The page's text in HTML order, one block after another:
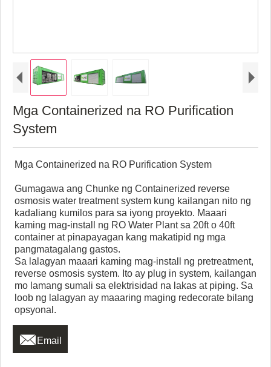
Mga Containerized na RO Purification
System
Mga Containerized na RO Purification System
Gumagawa ang Chunke ng Containerized reverse
osmosis water treatment system kung kailangan nito ng
kadaliang kumilos para sa iyong proyekto. Maaari
kaming mag-install ng RO Water Plant sa 20ft o 40ft
container at pinapayagan kang makatipid ng mga
pangmatagalang gastos.
Sa lalagyan maaari kaming mag-install ng pretreatment,
reverse osmosis system. Ito ay plug in system, kailangan
mo lamang sumali sa elektrisidad na lakas at piping. Sa
loob ng lalagyan ay maaaring maging redecorate bilang
opsyonal.
 Email